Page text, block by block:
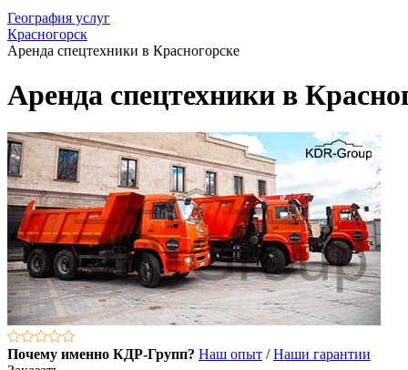
География услуг
Красногорск
Аренда спецтехники в Красногорске
Аренда спецтехники в
Почему именно КДР-Групп? Наш опыт /Наши гарантии